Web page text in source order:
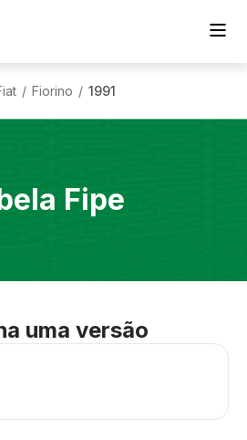
/ Fiorino / 1991
Fipe
uma versão